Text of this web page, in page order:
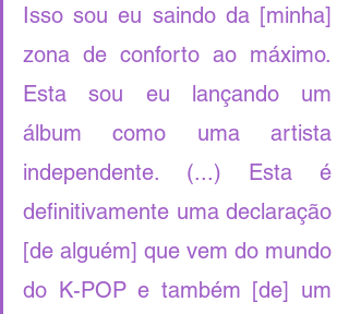
Isso sou eu saindo da [minha]
zona de conforto ao máximo.
Esta sou eu lançando um
álbum como uma artista
independente. (...) Esta é
definitivamente uma declaração
[de alguém] que vem do mundo
do K-POP e também [de] um